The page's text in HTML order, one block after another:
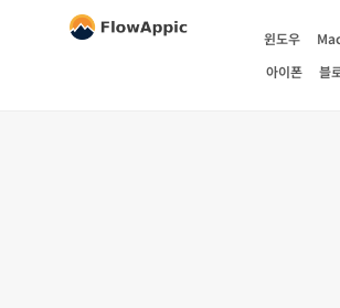
윈도우
아이폰
블